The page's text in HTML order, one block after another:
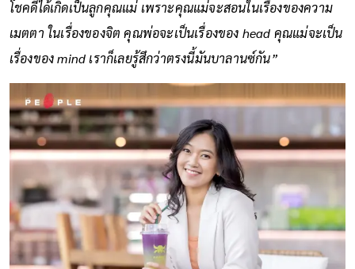
โชคดีได้เกิดเป็นลูกคุณแม่ เพราะคุณแม่จะสอนในเรื่องของความ
เมตตา ในเรื่องของจิต คุณพ่อจะเป็นเรื่องของ head คุณแม่จะเป็น
เรื่องของ mind เราก็เลยรู้สึกว่าตรงนี้มันบาลานซ์กัน”